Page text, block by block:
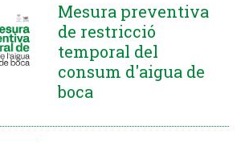
Mesura preventiva
de restricció
temporal del
consum d'aigua de
boca